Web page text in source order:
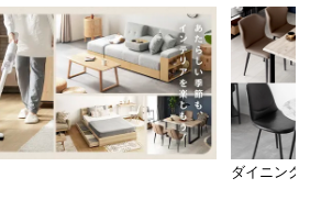
ダイニング